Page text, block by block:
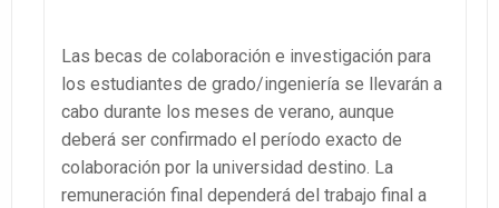
Las becas de colaboración e investigación para
los estudiantes de grado/ingeniería se llevarán a
cabo durante los meses de verano, aunque
deberá ser confirmado el período exacto de
colaboración por la universidad destino. La
remuneración final dependerá del trabajo final a